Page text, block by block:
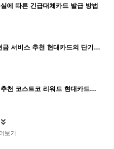
에 따른 긴급대체카드 발급 방법
서류 제출 없는 현금 서비스 추천 현대카드의 단기 카드 대출
코스트코 장보기 추천 코스트코 리워드 현대카드의 혜택 및 가입방법
보기